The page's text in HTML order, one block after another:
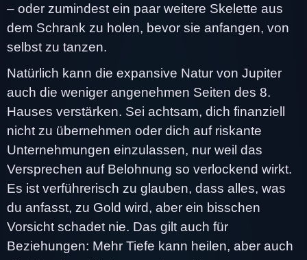
– oder zumindest ein paar weitere Skelette aus
dem Schrank zu holen, bevor sie anfangen, von
selbst zu tanzen.
Natürlich kann die expansive Natur von Jupiter
auch die weniger angenehmen Seiten des 8.
Hauses verstärken. Sei achtsam, dich finanziell
nicht zu übernehmen oder dich auf riskante
Unternehmungen einzulassen, nur weil das
Versprechen auf Belohnung so verlockend wirkt.
Es ist verführerisch zu glauben, dass alles, was
du anfasst, zu Gold wird, aber ein bisschen
Vorsicht schadet nie. Das gilt auch für
Beziehungen: Mehr Tiefe kann heilen, aber auch